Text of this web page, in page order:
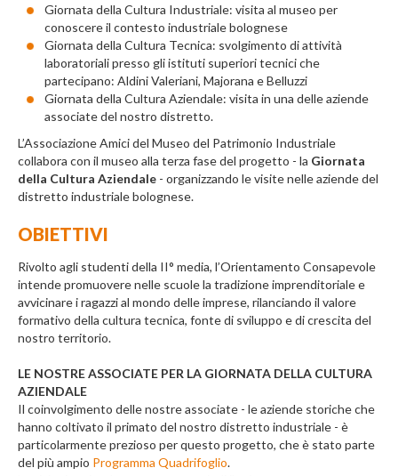
Giornata della Cultura Industriale: visita al museo per
conoscere il contesto industriale bolognese
Giornata della Cultura Tecnica: svolgimento di attività
laboratoriali presso gli istituti superiori tecnici che
partecipano: Aldini Valeriani, Majorana e Belluzzi
Giornata della Cultura Aziendale: visita in una delle aziende
associate del nostro distretto.
L’Associazione Amici del Museo del Patrimonio Industriale
collabora con il museo alla terza fase del progetto - la Giornata
della Cultura Aziendale - organizzando le visite nelle aziende del
distretto industriale bolognese.
OBIETTIVI
Rivolto agli studenti della II° media, l’Orientamento Consapevole
intende promuovere nelle scuole la tradizione imprenditoriale e
avvicinare i ragazzi al mondo delle imprese, rilanciando il valore
formativo della cultura tecnica, fonte di sviluppo e di crescita del
nostro territorio.
LE NOSTRE ASSOCIATE PER LA GIORNATA DELLA CULTURA
AZIENDALE
Il coinvolgimento delle nostre associate - le aziende storiche che
hanno coltivato il primato del nostro distretto industriale - è
particolarmente prezioso per questo progetto, che è stato parte
del più ampio Programma Quadrifoglio.